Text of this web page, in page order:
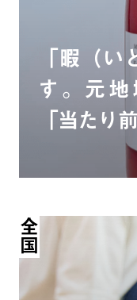
「暇（
す。元
「当たり
全国